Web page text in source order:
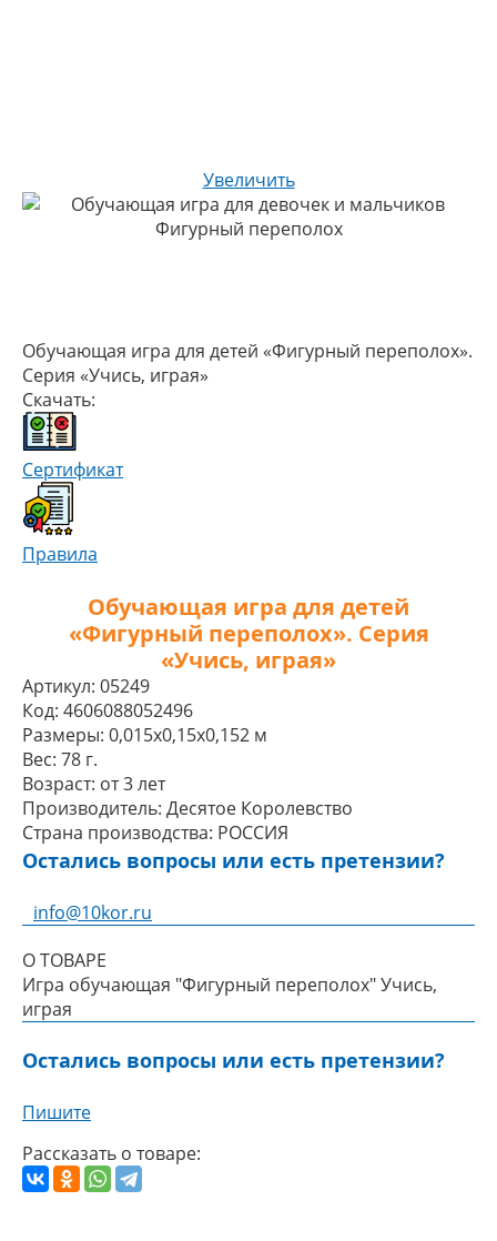
Увеличить
Обучающая игра для детей «Фигурный переполох».
Серия «Учись, играя»
Скачать:
Сертификат
Правила
Обучающая игра для детей
«Фигурный переполох». Серия
«Учись, играя»
Артикул: 05249
Код: 4606088052496
Размеры: 0,015x0,15x0,152 м
Вес: 78 г.
Возраст: от 3 лет
Производитель: Десятое Королевство
Страна производства: РОССИЯ
Остались вопросы или есть претензии?
info@10kor.ru
О ТОВАРЕ
Игра обучающая "Фигурный переполох" Учись,
играя
Остались вопросы или есть претензии?
Пишите
Рассказать о товаре: